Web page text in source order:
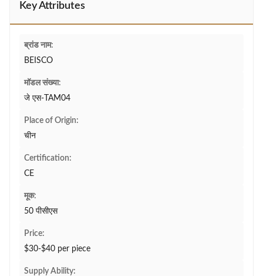
Key Attributes
ब्रांड नाम:
BEISCO
मॉडल संख्या:
जे एस-TAM04
Place of Origin:
चीन
Certification:
CE
मूक:
50 पीसीएस
Price:
$30-$40 per piece
Supply Ability: